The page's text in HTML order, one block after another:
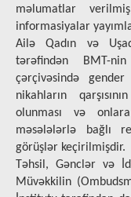
məlumatlar
informasiyalar
Ailə Qadın və
tərəfindən BMT-
çərçivəsində gender
nikahların
olunması və
məsələlərlə bağlı
görüşlər keçirilmişdir.
Təhsil, Gənclər və
Müvəkkilin